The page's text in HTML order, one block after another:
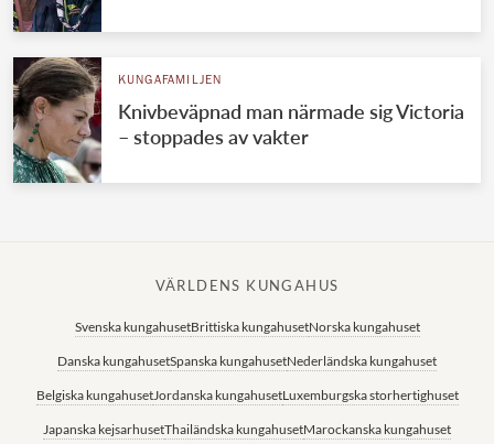
KUNGAFAMILJEN
Knivbeväpnad man närmade sig Victoria
– stoppades av vakter
VÄRLDENS KUNGAHUS
Svenska kungahusetBrittiska kungahusetNorska kungahuset
Danska kungahusetSpanska kungahusetNederländska kungahuset
Belgiska kungahusetJordanska kungahusetLuxemburgska storhertighuset
Japanska kejsarhusetThailändska kungahusetMarockanska kungahuset